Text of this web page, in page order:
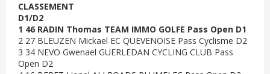
CLASSEMENT
D1/D2
1 46 RADIN Thomas TEAM IMMO GOLFE Pass Open D1
2 27 BLEUZEN Mickael EC QUEVENOISE Pass Cyclisme D2
3 34 NEVO Gwenael GUERLEDAN CYCLING CLUB Pass
Open D2